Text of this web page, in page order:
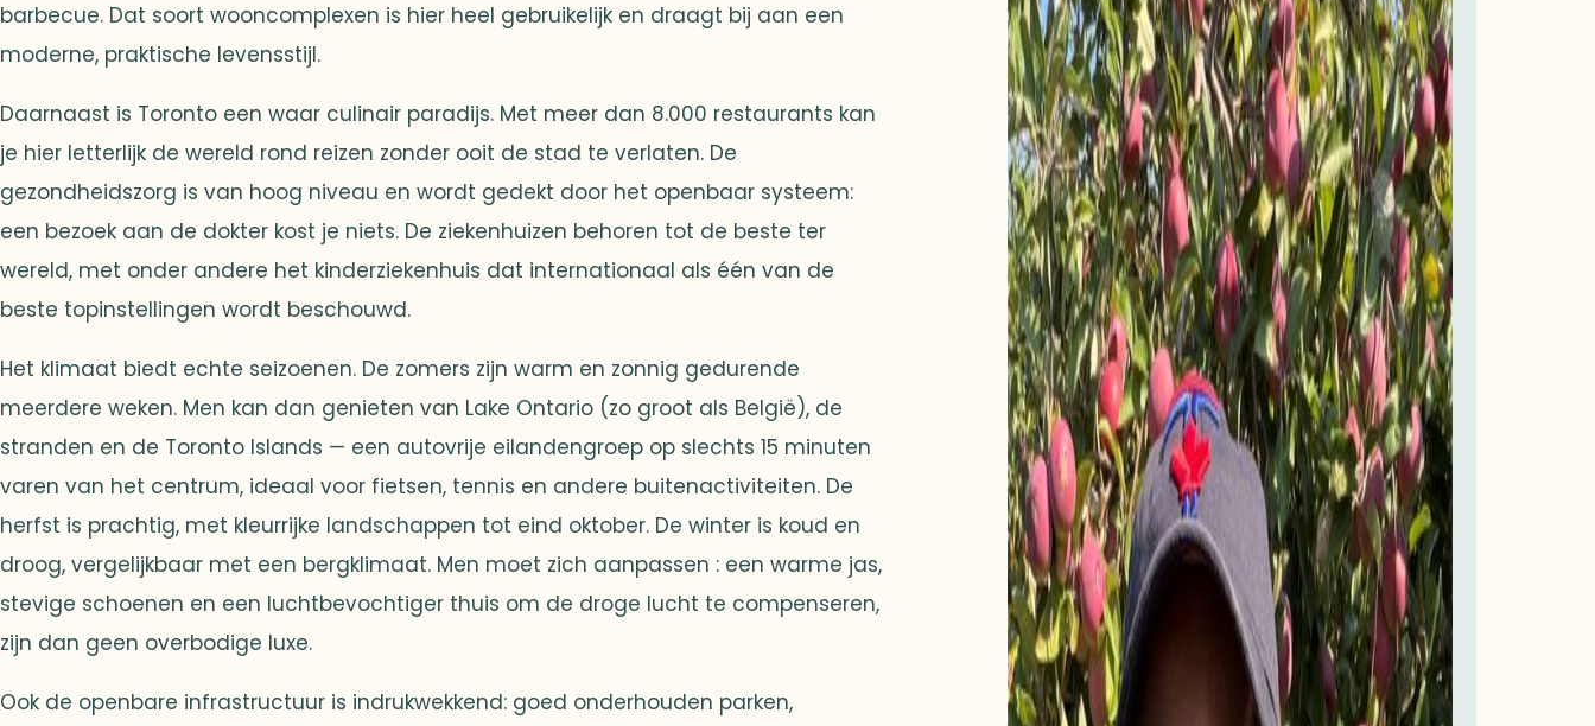
barbecue. Dat soort wooncomplexen is hier heel gebruikelijk en draagt bij aan een
moderne, praktische levensstijl.
Daarnaast is Toronto een waar culinair paradijs. Met meer dan 8.000 restaurants kan
je hier letterlijk de wereld rond reizen zonder ooit de stad te verlaten. De
gezondheidszorg is van hoog niveau en wordt gedekt door het openbaar systeem:
een bezoek aan de dokter kost je niets. De ziekenhuizen behoren tot de beste ter
wereld, met onder andere het kinderziekenhuis dat internationaal als één van de
beste topinstellingen wordt beschouwd.
Het klimaat biedt echte seizoenen. De zomers zijn warm en zonnig gedurende
meerdere weken. Men kan dan genieten van Lake Ontario (zo groot als België), de
stranden en de Toronto Islands — een autovrije eilandengroep op slechts 15 minuten
varen van het centrum, ideaal voor fietsen, tennis en andere buitenactiviteiten. De
herfst is prachtig, met kleurrijke landschappen tot eind oktober. De winter is koud en
droog, vergelijkbaar met een bergklimaat. Men moet zich aanpassen : een warme jas,
stevige schoenen en een luchtbevochtiger thuis om de droge lucht te compenseren,
zijn dan geen overbodige luxe.
Ook de openbare infrastructuur is indrukwekkend: goed onderhouden parken,